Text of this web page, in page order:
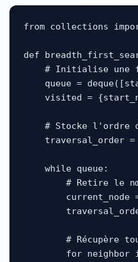
from collections
def
# Initialise une
queue =
visited =
# Stocke l'ordre
traversal_order =
    while queue:
# Retire le
current_node
# Récupère
for neighbor